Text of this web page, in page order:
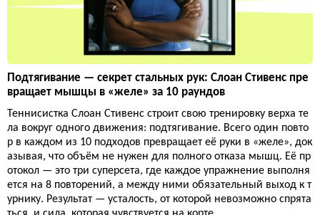
Подтягивание — секрет стальных рук: Слоан Стивенс пре
вращает мышцы в «желе» за 10 раундов
Теннисистка Слоан Стивенс строит свою тренировку верха те
ла вокруг одного движения: подтягивание. Всего один повто
р в каждом из 10 подходов превращает её руки в «желе», док
азывая, что объём не нужен для полного отказа мышц. Её пр
отокол — это три суперсета, где каждое упражнение выполня
ется на 8 повторений, а между ними обязательный выход к т
урнику. Результат — усталость, от которой невозможно спрята